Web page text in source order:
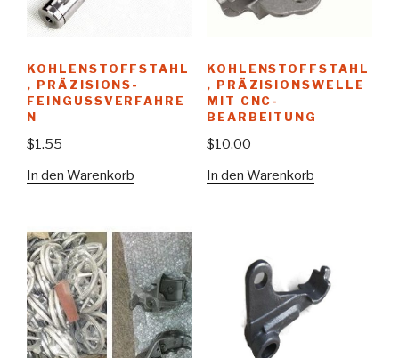
KOHLENSTOFFSTAHL
, PRÄZISIONS-
FEINGUSSVERFAHRE
N
$1.55
In den Warenkorb
KOHLENSTOFFSTAHL
, PRÄZISIONSWELLE
MIT CNC-
BEARBEITUNG
$10.00
In den Warenkorb